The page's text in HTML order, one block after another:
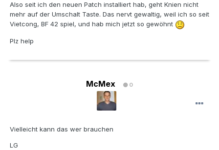
Also seit ich den neuen Patch installiert hab, geht Knien nicht
mehr auf der Umschalt Taste. Das nervt gewaltig, weil ich so seit
Vietcong, BF 42 spiel, und hab mich jetzt so gewöhnt
Plz help
McMex 0
Vielleicht kann das wer brauchen
LG